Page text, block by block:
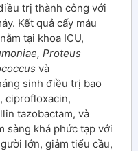
trị thành công với
Kết quả cấy máu
tại khoa ICU,
Proteus
và
sinh điều trị bao
ciprofloxacin,
tazobactam, và
sàng khá phức tạp với
lớn, giảm tiểu cầu,